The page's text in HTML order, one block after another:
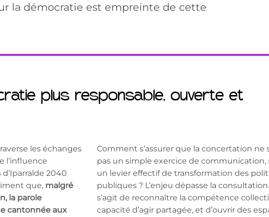
la démocratie est empreinte de cette
plus responsable, ouverte et
les échanges
l’influence
2040
que, malgré
la parole
cantonnée aux
Comment s’assurer que la concertation ne
pas un simple exercice de communication,
un levier effectif de transformation des
publiques ? L’enjeu dépasse la consultation.
s’agit de reconnaître la compétence
capacité d’agir partagée, et d’ouvrir des